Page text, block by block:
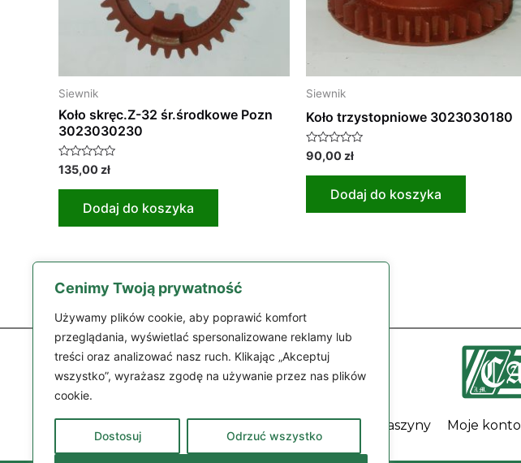
Cenimy Twoją prywatność
Używamy plików cookie, aby poprawić komfort
przeglądania, wyświetlać spersonalizowane reklamy lub
treści oraz analizować nasz ruch. Klikając „Akceptuj
wszystko”, wyrażasz zgodę na używanie przez nas plików
cookie.
Dostosuj Odrzuć wszystko
Siewnik
Koło skręc.Z-32 śr.środkowe Pozn
3023030230
Oceniono
0
na
135,00 zł
Dodaj do koszyka
Siewnik
Koło trzystopniowe 3023030180
Oceniono
0
na
90,00 zł
Dodaj do koszyka
Części Maszyny Moje konto